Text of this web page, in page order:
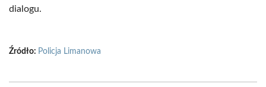
dialogu.
Źródło: Policja Limanowa